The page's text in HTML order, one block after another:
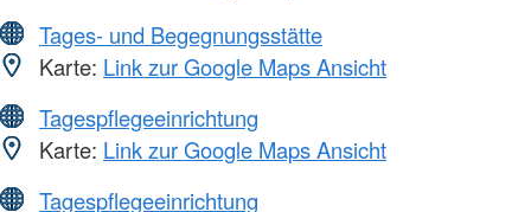
Tages- und Begegnungsstätte
Karte: Link zur Google Maps Ansicht
Tagespflegeeinrichtung
Karte: Link zur Google Maps Ansicht
Tagespflegeeinrichtung